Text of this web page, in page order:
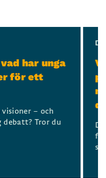
har unga
för ett
– och
debatt? Tror du